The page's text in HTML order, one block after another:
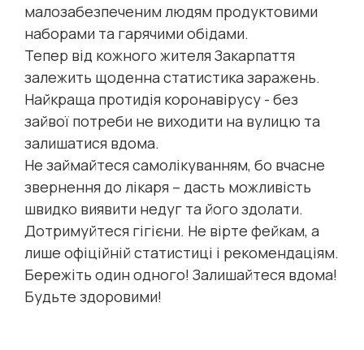
малозабезпеченим людям продуктовими
наборами та гарячими обідами.
Тепер від кожного жителя Закарпаття
залежить щоденна статистика заражень.
Найкраща протидія коронавірусу - без
зайвої потреби не виходити на вулицю та
залишатися вдома.
Не займайтеся самолікуванням, бо вчасне
звернення до лікаря – дасть можливість
швидко виявити недуг та його здолати.
Дотримуйтеся гігієни. Не вірте фейкам, а
лише офіційній статистиці і рекомендаціям.
Бережіть один одного! Залишайтеся вдома!
Будьте здоровими!